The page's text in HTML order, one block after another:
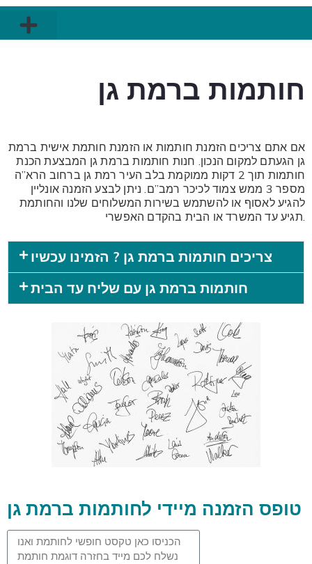
חותמות ברמת גן
אם אתם צריכים הזמנת חותמות או הזמנת חותמת אישית ברמת
גן הגעתם למקום הנכון. חנות חותמות ברמת גן המבצעת הכנת
חותמות תוך 2 דקות ממוקמת בלב העיר רמת גן ברחוב הרא”ה
מספר 3 ממש צמוד לכיכר רמב”ם. ניתן לבצע הזמנה אונליין
להגיע לאסוף או להשתמש בשירות המשלוחים שלנו והחותמת
תגיע עד המשרד או הבית בהקדם האפשרי.
צריכים חותמות ברמת גן ? הזמינו עכשיו
חותמות ברמת גן עם שליח עד הבית
טופס הזמנה מיידי לחותמות ברמת גן